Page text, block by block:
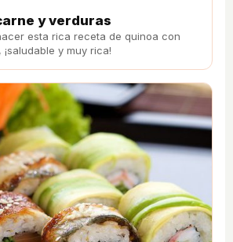
y verduras
esta rica receta de quinoa con
y muy rica!